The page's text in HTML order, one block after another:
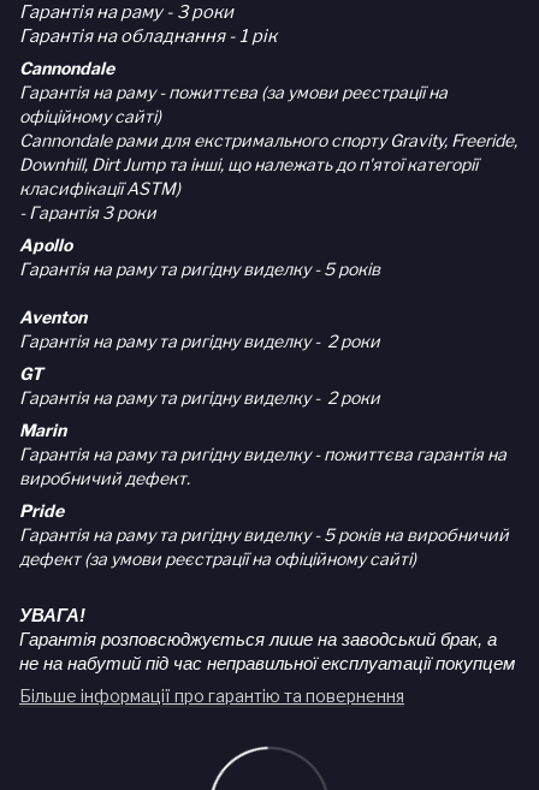
Гарантія на раму - 3 роки
Гарантія на обладнання - 1 рік
Cannondale
Гарантія на раму - пожиттєва (за умови реєстрації на
офіційному сайті)
Cannondale рами для екстримального спорту Gravity, Freeride,
Downhill, Dirt Jump та інші, що належать до п'ятої категорії
класифікації ASTM)
- Гарантія 3 роки
Apollo
Гарантія на раму та ригідну виделку - 5 років
Aventon
Гарантія на раму та ригідну виделку - 2 роки
GT
Гарантія на раму та ригідну виделку - 2 роки
Marin
Гарантія на раму та ригідну виделку - пожиттєва гарантія на
виробничий дефект.
Pride
Гарантія на раму та ригідну виделку - 5 років на виробничий
дефект (за умови реєстрації на офіційному сайті)
УВАГА!
Гарантія розповсюджується лише на заводський брак, а
не на набутий під час неправильної експлуатації покупцем
Більше інформації про гарантію та повернення